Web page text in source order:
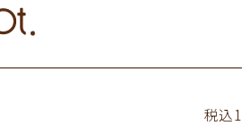
税込